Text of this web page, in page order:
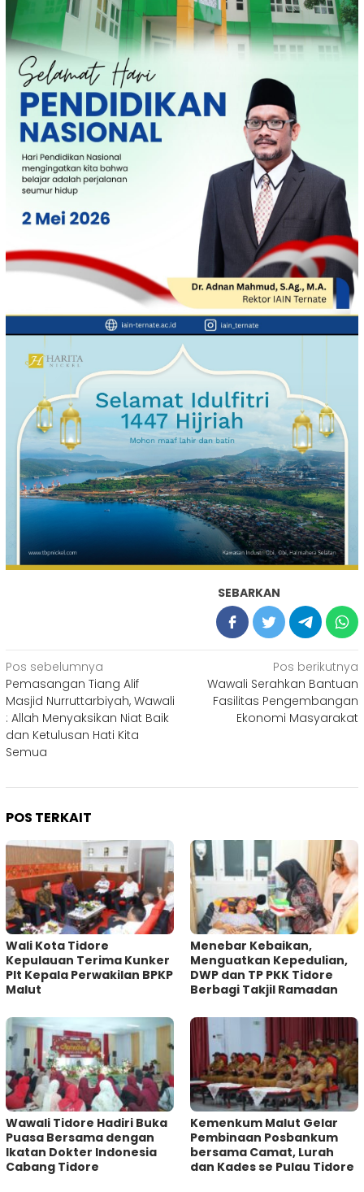
SEBARKAN
Navigasi
pos
Pos sebelumnya
Pemasangan Tiang Alif
Masjid Nurruttarbiyah, Wawali
: Allah Menyaksikan Niat Baik
dan Ketulusan Hati Kita
Semua
Pos berikutnya
Wawali Serahkan Bantuan
Fasilitas Pengembangan
Ekonomi Masyarakat
POS TERKAIT
Wali Kota Tidore
Kepulauan Terima Kunker
Plt Kepala Perwakilan BPKP
Malut
Menebar Kebaikan,
Menguatkan Kepedulian,
DWP dan TP PKK Tidore
Berbagi Takjil Ramadan
Wawali Tidore Hadiri Buka
Puasa Bersama dengan
Ikatan Dokter Indonesia
Cabang Tidore
Kemenkum Malut Gelar
Pembinaan Posbankum
bersama Camat, Lurah
dan Kades se Pulau Tidore